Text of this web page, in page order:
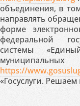
объединения, в
направлять
форме
федеральной
системы
https://
«Госуслуги. Решаем